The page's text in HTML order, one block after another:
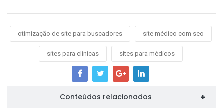
otimização de site para buscadores site médico com seo
sites para clínicas sites para médicos
Conteúdos relacionados